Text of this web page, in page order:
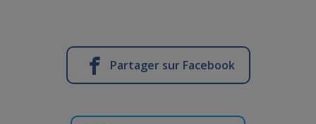
Partager sur Facebook